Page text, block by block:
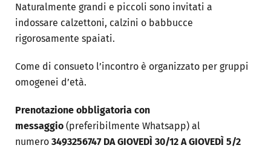
Naturalmente grandi e piccoli sono invitati a
indossare calzettoni, calzini o babbucce
rigorosamente spaiati.
Come di consueto l’incontro è organizzato per gruppi
omogenei d’età.
Prenotazione obbligatoria con
messaggio (preferibilmente Whatsapp) al
numero 3493256747 DA GIOVEDÌ 30/12 A GIOVEDÌ 5/2